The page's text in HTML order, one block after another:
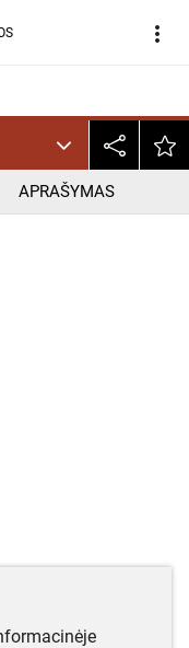
more_vert
APRAŠYMAS